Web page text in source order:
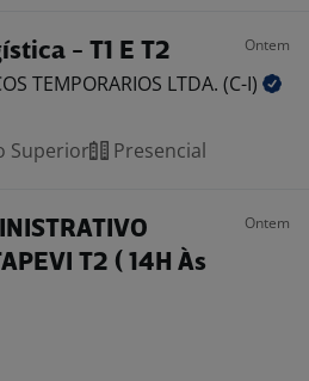
- T1 E T2 Ontem
TEMPORARIOS LTDA. (C-I)
Superior Presencial
T2 ( 14H Às
Ontem